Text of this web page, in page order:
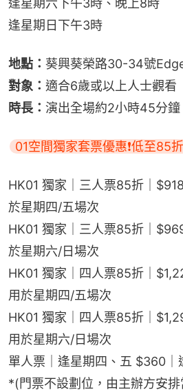
逢星期六下午3時、晚上8時
逢星期日下午3時
地點： 葵興葵榮路30-34號
對象： 適合6歲或以上人士觀看
時長： 演出全場約2小時45分
01空間獨家套票優惠❗低至85折
HK01 獨家｜三人票85折｜
於星期四/五場次
HK01 獨家｜三人票85折｜
於星期六/日場次
HK01 獨家｜四人票85折｜
用於星期四/五場次
HK01 獨家｜四人票85折｜
用於星期六/日場次
單人票｜逢星期四、五 $360
*(門票不設劃位，由主辦方安